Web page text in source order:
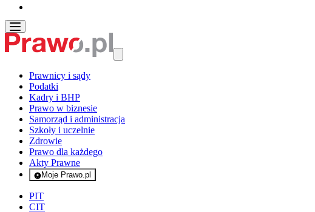
Prawnicy i sądy
Podatki
Kadry i BHP
Prawo w biznesie
Samorząd i administracja
Szkoły i uczelnie
Zdrowie
Prawo dla każdego
Akty Prawne
Moje Prawo.pl
- rejestracja i logowanie do serwisu
PIT
CIT